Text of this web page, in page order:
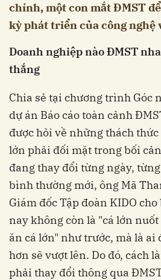
chính, một con mắt ĐMST
kỳ phát triển của công nghệ
Doanh nghiệp nào ĐMST
thắng
Chia sẻ tại chương trình Góc
dự án Báo cáo toàn cảnh
được hỏi về những thách
lớn phải đối mặt trong bối
đang thay đổi từng ngày,
bình thường mới, ông Mã
Giám đốc Tập đoàn KIDO
nay không còn là "cá lớn
ăn cá lớn" như trước, mà là
hơn sẽ vượt lên. Do đó, cách
phải thay đổi thông qua